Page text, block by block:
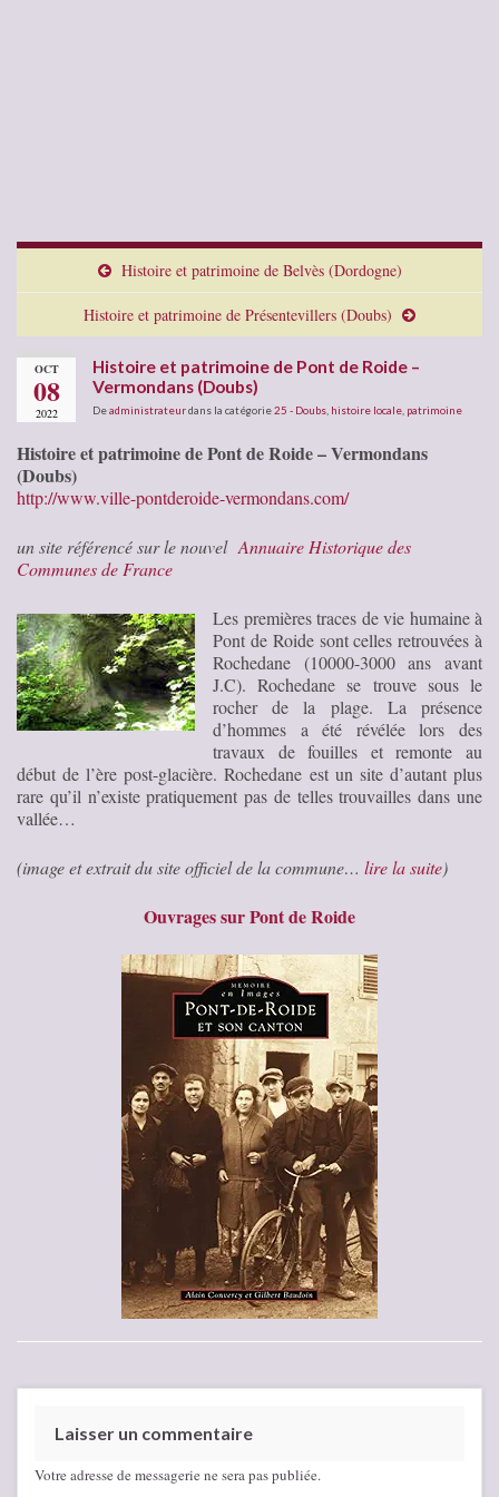
Histoire et patrimoine de Belvès (Dordogne)
Histoire et patrimoine de Présentevillers (Doubs)
OCT
08
2022
Histoire et patrimoine de Pont de Roide –
Vermondans (Doubs)
Deadministrateurdans la catégorie25 - Doubs histoire locale patrimoine
Histoire et patrimoine de Pont de Roide – Vermondans
(Doubs)
http://www.ville-pontderoide-vermondans.com/
un site référencé sur le nouvel Annuaire Historique des
Communes de France
Les premières traces de vie humaine à
Pont de Roide sont celles retrouvées à
Rochedane (10000-3000 ans avant
J.C). Rochedane se trouve sous le
rocher de la plage. La présence
d’hommes a été révélée lors des
travaux de fouilles et remonte au
début de l’ère post-glacière. Rochedane est un site d’autant plus
rare qu’il n’existe pratiquement pas de telles trouvailles dans une
vallée…
(image et extrait du site officiel de la commune… lire la suite)
Ouvrages sur Pont de Roide
Laisser un commentaire
Votre adresse de messagerie ne sera pas publiée.